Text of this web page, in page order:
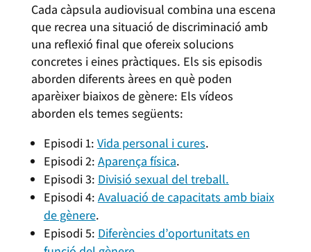
Cada càpsula audiovisual combina una escena
que recrea una situació de discriminació amb
una reflexió final que ofereix solucions
concretes i eines pràctiques. Els sis episodis
aborden diferents àrees en què poden
aparèixer biaixos de gènere: Els vídeos
aborden els temes següents:
Episodi 1: Vida personal i cures.
Episodi 2: Aparença física.
Episodi 3: Divisió sexual del treball.
Episodi 4: Avaluació de capacitats amb biaix
de gènere.
Episodi 5: Diferències d’oportunitats en